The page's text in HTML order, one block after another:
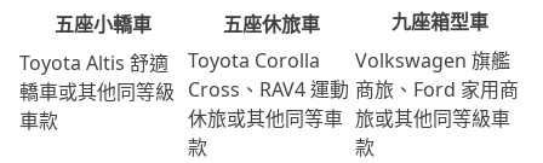
五座小轎車
Toyota Altis 舒適
轎車或其他同等級
車款
五座休旅車
Toyota Corolla
Cross、RAV4 運動
休旅或其他同等車
款
九座箱型車
Volkswagen 旗艦
商旅、Ford 家用商
旅或其他同等級車
款